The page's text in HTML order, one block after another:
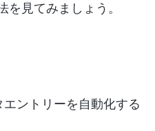
を見てみましょう。
ントリーを自動化する